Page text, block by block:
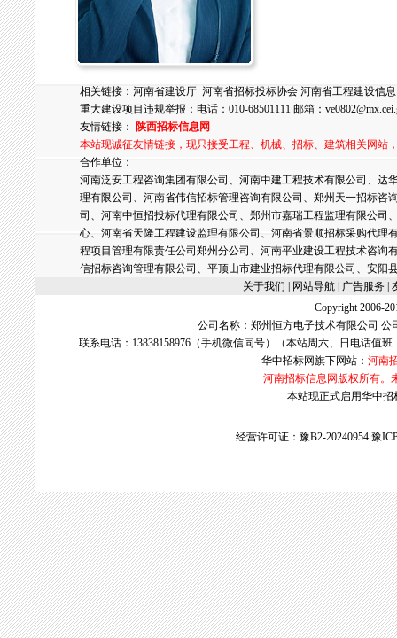
相关链接： 河南省建设厅 河南省招标投标协会 河南省工程建设信
重大建设项目违规举报：电话：010-68501111 邮箱：
友情链接：
陕西招标信息网
本站现诚征友情链接，现只接受工程、机械、招标、建筑相关网站
合作单位：
河南泛安工程咨询集团有限公司、河南中建工程技术有限公司、
理有限公司、河南省伟信招标管理咨询有限公司、郑州天一招标
司、河南中恒招投标代理有限公司、郑州市嘉瑞工程监理有限公
心、河南省天隆工程建设监理有限公司、河南省景顺招标采购代
程项目管理有限责任公司郑州分公司、河南平业建设工程技术咨
信招标咨询管理有限公司、平顶山市建业招标代理有限公司、安阳
关于我们 | 网站导航 | 广告服务 |
Copyright 2006-
公司名称：郑州恒方电子技术有限公司
联系电话：13838158976（手机微信同号）（本站周六、日电话值
华中招标网旗下网站： 河南
河南招标信息网版权所有。
本站现正式启用华中招
经营许可证：豫B2-20240954 豫